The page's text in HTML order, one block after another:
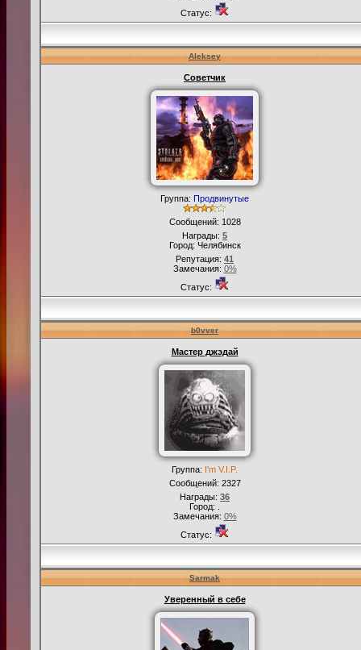
Статус:
Aleksey
Советчик
Группа: Продвинутые
Сообщений: 1028
Награды: 5
Город: Челябинск
Репутация: 41
Замечания: 0%
Статус:
b0vver
Мастер джэдай
Группа: I'm V.I.P.
Сообщений: 2327
Награды: 36
Город: .
Замечания: 0%
Статус:
Sarmak
Уверенный в себе